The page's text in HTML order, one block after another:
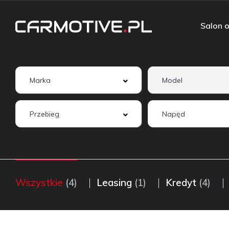
Salon
Wszystkie (4) Leasing (1) Kredyt (4)